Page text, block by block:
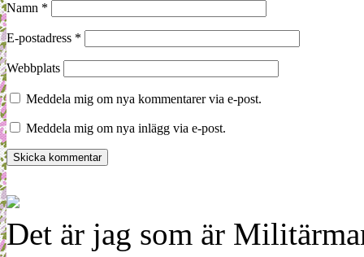
Namn *
E-postadress *
Webbplats
Meddela mig om nya kommentarer via e-post.
Meddela mig om nya inlägg via e-post.
Det är jag som är